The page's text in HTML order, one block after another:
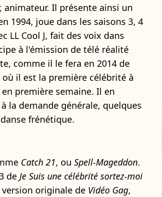
animateur. Il présente ainsi un
1994, joue dans les saisons 3, 4
LL Cool J, fait des voix dans
à l'émission de télé réalité
comme il le fera en 2014 de
où il est la première célébrité à
première semaine. Il en
la demande générale, quelques
frénétique.
Catch 21, ou Spell-Mageddon.
de Je Suis une célébrité sortez-moi
originale de Vidéo Gag,